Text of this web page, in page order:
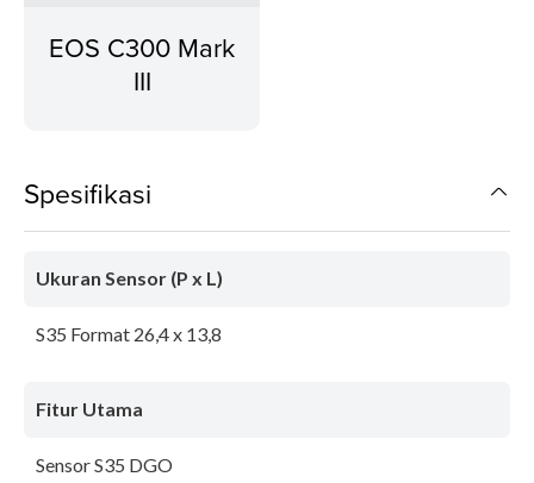
EOS C300 Mark
III
Spesifikasi
Ukuran Sensor (P x L)
S35 Format 26,4 x 13,8
Fitur Utama
Sensor S35 DGO